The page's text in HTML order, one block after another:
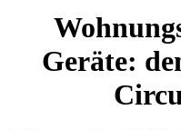
Geräte: